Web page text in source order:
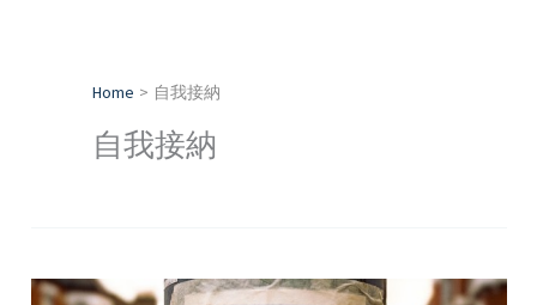
Home 自我接納
自我接納